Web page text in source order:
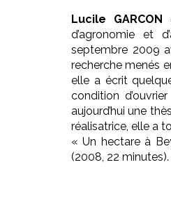
Lucile GARCON
d’agronomie et
septembre 2009
recherche menés
elle a écrit
condition
aujourd’hui une
réalisatrice, elle a
« Un hectare à
(2008, 22 minutes).